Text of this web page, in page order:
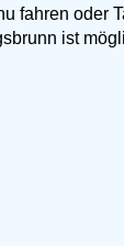
fahren
ist